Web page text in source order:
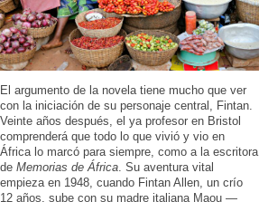
El argumento de la novela tiene mucho que ver
con la iniciación de su personaje central, Fintan.
Veinte años después, el ya profesor en Bristol
comprenderá que todo lo que vivió y vio en
África lo marcó para siempre, como a la escritora
de Memorias de África . Su aventura vital
empieza en 1948, cuando Fintan Allen, un crío
12 años, sube con su madre italiana Maou —